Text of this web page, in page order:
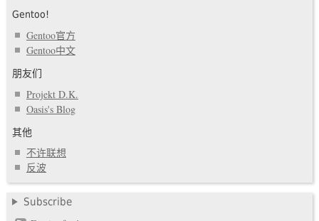
Gentoo!
Gentoo官方
Gentoo中文
朋友们
Projekt D.K.
Oasis's Blog
其他
不许联想
反波
Subscribe